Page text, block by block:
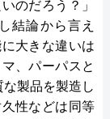
のだろう？」
結論から言え
大きな違いは
、パーパスと
製品を製造し
性などは同等